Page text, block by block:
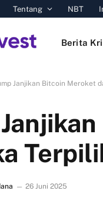
Tentang NBT
Berita
Janjikan Bitcoin Meroket
26 Juni 2025